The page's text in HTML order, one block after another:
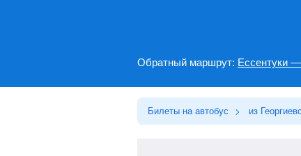
Обратный маршрут: Ессентуки —
Билеты на автобус из